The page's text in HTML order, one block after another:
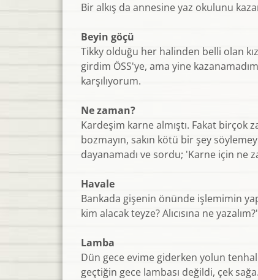
Bir alkış da annesine yaz okulunu
Beyin göçü
Tikky olduğu her halinden belli olan
girdim ÖSS'ye, ama yine
karşılıyorum.
Ne zaman?
Kardeşim karne almıştı. Fakat birçok
bozmayın, sakın kötü bir şey
dayanamadı ve sordu; 'Karne için ne
Havale
Bankada gişenin önünde işlemimin
kim alacak teyze? Alıcısına ne
Lamba
Dün gece evime giderken yolun
geçtiğin gece lambası değildi, çek